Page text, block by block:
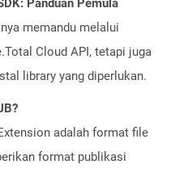
Panduan Pemula
memandu melalui
Cloud API, tetapi juga
library yang diperlukan.
adalah format file
format publikasi